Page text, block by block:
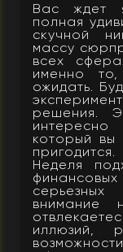
Вас ждет
полная
скучной
массу
всех
именно
ожидать.
решения.
который вы
пригодится.
Неделя
иллюзий,